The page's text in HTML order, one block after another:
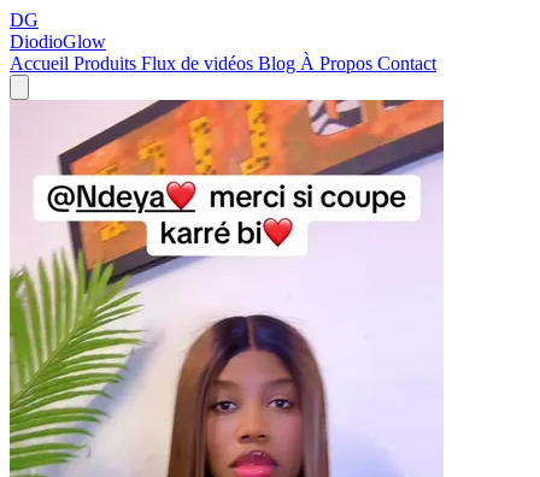
DG
DiodioGlow
Accueil Produits Flux de vidéos Blog À Propos Contact